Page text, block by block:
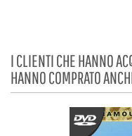
I CLIENTI CHE HANNO
HANNO COMPRATO